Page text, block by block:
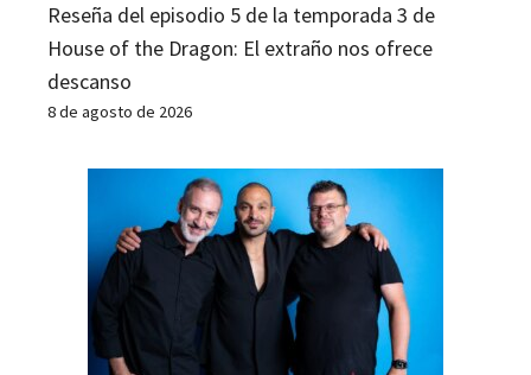
Reseña del episodio 5 de la temporada 3 de
House of the Dragon: El extraño nos ofrece
descanso
8 de agosto de 2026